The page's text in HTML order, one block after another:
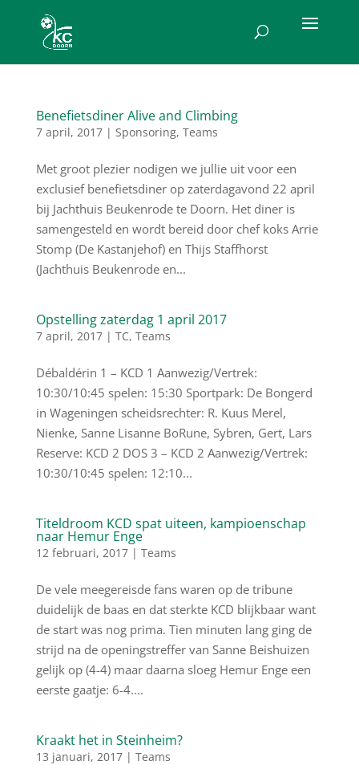
Benefietsdiner Alive and Climbing
7 april, 2017| Sponsoring, Teams
Met groot plezier nodigen we jullie uit voor een
exclusief benefietsdiner op zaterdagavond 22 april
bij Jachthuis Beukenrode te Doorn. Het diner is
samengesteld en wordt bereid door chef koks Arrie
Stomp (De Kastanjehof) en Thijs Staffhorst
(Jachthuis Beukenrode en...
Opstelling zaterdag 1 april 2017
7 april, 2017| TC, Teams
Débaldérin 1 – KCD 1 Aanwezig/Vertrek:
10:30/10:45 spelen: 15:30 Sportpark: De Bongerd
in Wageningen scheidsrechter: R. Kuus Merel,
Nienke, Sanne Lisanne BoRune, Sybren, Gert, Lars
Reserve: KCD 2 DOS 3 – KCD 2 Aanwezig/Vertrek:
10:30/10:45 spelen: 12:10...
Titeldroom KCD spat uiteen, kampioenschap
naar Hemur Enge
12 februari, 2017| Teams
De vele meegereisde fans waren op de tribune
duidelijk de baas en dat sterkte KCD blijkbaar want
de start was nog prima. Tien minuten lang ging de
strijd na de openingstreffer van Sanne Beishuizen
gelijk op (4-4) maar daarna sloeg Hemur Enge een
eerste gaatje: 6-4....
Kraakt het in Steinheim?
13 januari, 2017| Teams